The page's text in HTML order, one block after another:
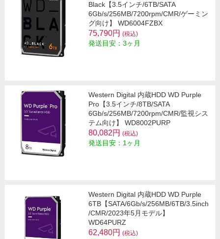
Black【3.5インチ/6TB/SATA
6Gb/s/256MB/7200rpm/CMR/ゲーミン
グ向け】 WD6004FZBX
75,790円 (税込)
発送目安：3ヶ月
Western Digital 内蔵HDD WD Purple
Pro【3.5インチ/8TB/SATA
6Gb/s/256MB/7200rpm/CMR/監視シス
テム向け】 WD8002PURP
80,082円 (税込)
発送目安：1ヶ月
Western Digital 内蔵HDD WD Purple
6TB【SATA/6Gb/s/256MB/6TB/3.5inch
/CMR/2023年5月モデル】
WD64PURZ
62,480円 (税込)